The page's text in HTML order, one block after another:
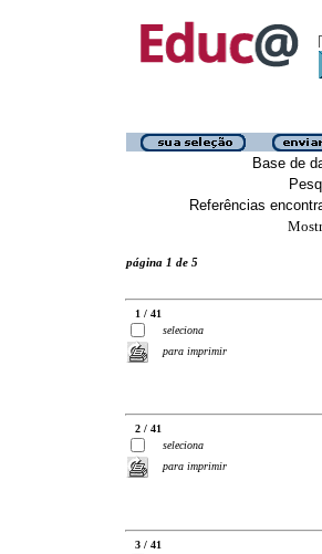
Base de
Referências
página 1 de 5
1 / 41
seleciona
para imprimir
2 / 41
seleciona
para imprimir
3 / 41